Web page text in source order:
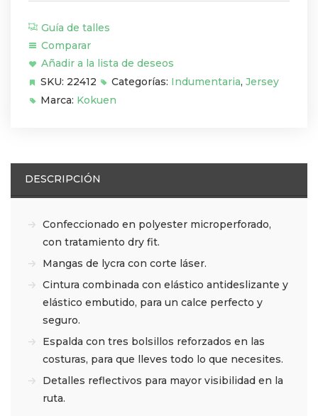
cantidad
Guía de talles
Comparar
Añadir a la lista de deseos
SKU: 22412 Categorías: Indumentaria, Jersey
Marca: Kokuen
DESCRIPCIÓN
Confeccionado en polyester microperforado,
con tratamiento dry fit.
Mangas de lycra con corte láser.
Cintura combinada con elástico antideslizante y
elástico embutido, para un calce perfecto y
seguro.
Espalda con tres bolsillos reforzados en las
costuras, para que lleves todo lo que necesites.
Detalles reflectivos para mayor visibilidad en la
ruta.